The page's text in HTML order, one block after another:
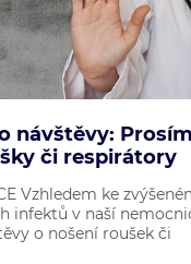
návštěvy:
či respirátory
Vzhledem ke
infektů v naší
o nošení roušek či